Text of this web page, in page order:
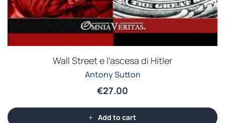
Wall Street e l’ascesa di Hitler
Antony Sutton
€27.00
Add to cart